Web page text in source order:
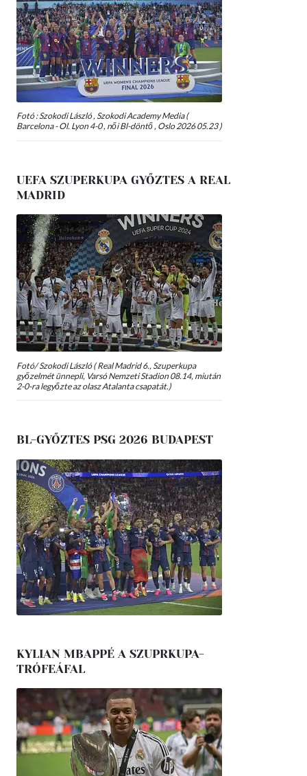
Fotó : Szokodi László , Szokodi Academy Media (
Barcelona - Ol. Lyon 4-0 , női Bl-döntő , Oslo 2026 05.23 )
UEFA SZUPERKUPA GYŐZTES A REAL
MADRID
Fotó/ Szokodi László ( Real Madrid 6., Szuperkupa
győzelmét ünnepli, Varsó Nemzeti Stadion 08.14, miután
2-0-ra legyőzte az olasz Atalanta csapatát.)
BL-GYŐZTES PSG 2026 BUDAPEST
KYLIAN MBAPPÉ A SZUPRKUPA-
TRÓFEÁFAL